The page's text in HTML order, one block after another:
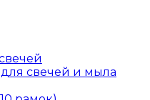
свечей и мыла